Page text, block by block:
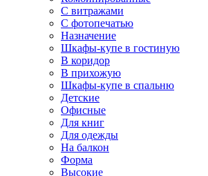
С витражами
С фотопечатью
Назначение
Шкафы-купе в гостиную
В коридор
В прихожую
Шкафы-купе в спальню
Детские
Офисные
Для книг
Для одежды
На балкон
Форма
Высокие